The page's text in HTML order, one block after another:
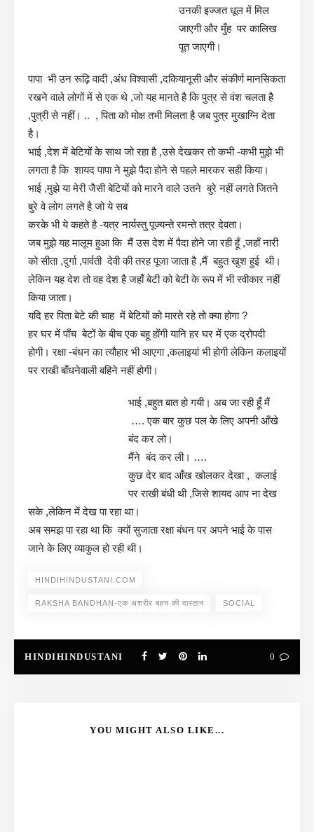
उनकी इज्जत धूल में मिल
जाएगी और मुँह पर कालिख
पूत जाएगी।
पापा भी उन रूढ़ि वादी ,अंध विश्वासी ,दकियानूसी और संकीर्ण मानसिकता
रखने वाले लोगों में से एक थे ,जो यह मानते है कि पुत्र से वंश चलता है
,पुत्री से नहीं। .. , पिता को मोक्ष तभी मिलता है जब पुत्र मुखाग्नि देता
है।
भाई ,देश में बेटियों के साथ जो रहा है ,उसे देखकर तो कभी -कभी मुझे भी
लगता है कि शायद पापा ने मुझे पैदा होने से पहले मारकर सही किया।
भाई ,मुझे या मेरी जैसी बेटियों को मारने वाले उतने बुरे नहीं लगते जितने
बुरे वे लोग लगते है जो ये सब
करके भी ये कहते है -यत्र नार्यस्तु पूज्यन्ते रमन्ते तत्र देवता।
जब मुझे यह मालूम हुआ कि मैं उस देश में पैदा होने जा रही हूँ ,जहाँ नारी
को सीता ,दुर्गा ,पार्वती देवी की तरह पूजा जाता है ,मैं बहुत खुश हुई थी।
लेकिन यह देश तो वह देश है जहाँ बेटी को बेटी के रूप में भी स्वीकार नहीं
किया जाता।
यदि हर पिता बेटे की चाह में बेटियों को मारते रहे तो क्या होगा ?
हर घर में पाँच बेटों के बीच एक बहू होंगी यानि हर घर में एक द्रोपदी
होगी। रक्षा -बंधन का त्यौहार भी आएगा ,कलाइयां भी होगी लेकिन कलाइयों
पर राखी बाँधनेवाली बहिने नहीं होगी।
भाई ,बहुत बात हो गयी। अब जा रही हूँ मैं
…. एक बार कुछ पल के लिए अपनी आँखे
बंद कर लो।
मैंने बंद कर ली। ….
कुछ देर बाद आँख खोलकर देखा , कलाई
पर राखी बंधी थी ,जिसे शायद आप ना देख
सके ,लेकिन में देख पा रहा था।
अब समझ पा रहा था कि क्यों सुजाता रक्षा बंधन पर अपने भाई के पास
जाने के लिए व्याकुल हो रही थी।
HINDIHINDUSTANI.COM
RAKSHA BANDHAN-एक अशरीर बहन की दास्तान SOCIAL
HINDIHINDUSTANI 0
YOU MIGHT ALSO LIKE...